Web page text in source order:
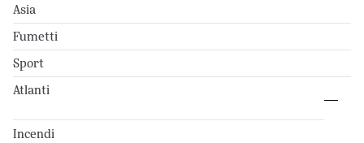
Asia
Fumetti
Sport
Atlanti
Incendi